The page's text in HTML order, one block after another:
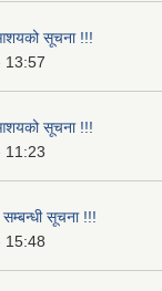
सूचना !!!
13:57
सूचना !!!
11:23
सूचना !!!
15:48